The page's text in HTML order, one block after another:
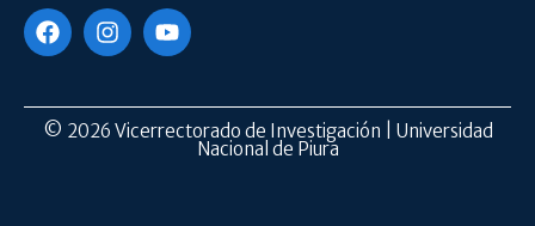
© 2026 Vicerrectorado de Investigación | Universidad
Nacional de Piura